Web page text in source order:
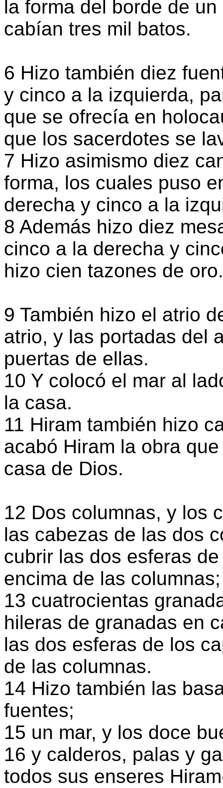
la forma del borde de
cabían tres mil batos.
6 Hizo también diez
y cinco a la izquierda,
que se ofrecía en
que los sacerdotes se
7 Hizo asimismo diez
forma, los cuales puso
derecha y cinco a la
8 Además hizo diez
cinco a la derecha y
hizo cien tazones de oro.
9 También hizo el atrio
atrio, y las portadas del
puertas de ellas.
10 Y colocó el mar al
la casa.
11 Hiram también hizo
acabó Hiram la obra
casa de Dios.
12 Dos columnas, y los
las cabezas de las dos
cubrir las dos esferas
encima de las columnas;
13 cuatrocientas
hileras de granadas en
las dos esferas de los
de las columnas.
14 Hizo también las
fuentes;
15 un mar, y los doce
16 y calderos, palas y
todos sus enseres